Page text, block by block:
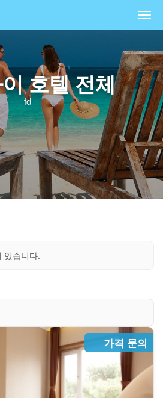
호텔 전체
fd
있습니다.
가격 문의